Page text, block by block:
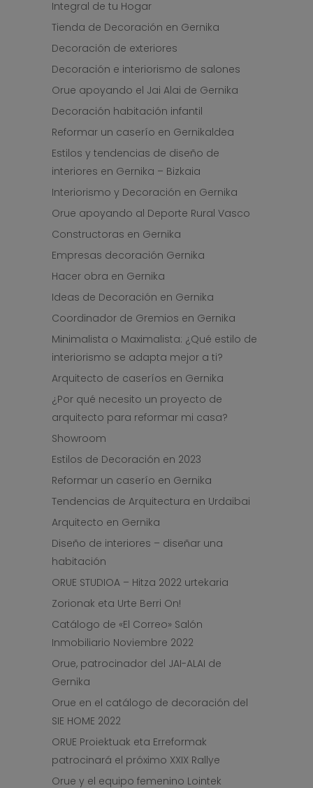
Integral de tu Hogar
Tienda de Decoración en Gernika
Decoración de exteriores
Decoración e interiorismo de salones
Orue apoyando el Jai Alai de Gernika
Decoración habitación infantil
Reformar un caserío en Gernikaldea
Estilos y tendencias de diseño de
interiores en Gernika – Bizkaia
Interiorismo y Decoración en Gernika
Orue apoyando al Deporte Rural Vasco
Constructoras en Gernika
Empresas decoración Gernika
Hacer obra en Gernika
Ideas de Decoración en Gernika
Coordinador de Gremios en Gernika
Minimalista o Maximalista: ¿Qué estilo de
interiorismo se adapta mejor a ti?
Arquitecto de caseríos en Gernika
¿Por qué necesito un proyecto de
arquitecto para reformar mi casa?
Showroom
Estilos de Decoración en 2023
Reformar un caserío en Gernika
Tendencias de Arquitectura en Urdaibai
Arquitecto en Gernika
Diseño de interiores – diseñar una
habitación
ORUE STUDIOA – Hitza 2022 urtekaria
Zorionak eta Urte Berri On!
Catálogo de «El Correo» Salón
Inmobiliario Noviembre 2022
Orue, patrocinador del JAI-ALAI de
Gernika
Orue en el catálogo de decoración del
SIE HOME 2022
ORUE Proiektuak eta Erreformak
patrocinará el próximo XXIX Rallye
Orue y el equipo femenino Lointek